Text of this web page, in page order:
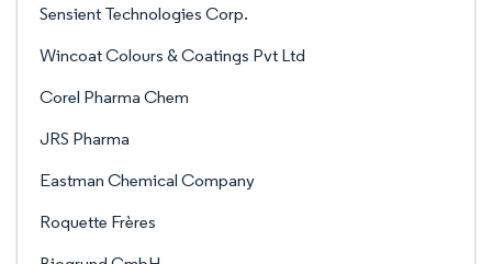
Sensient Technologies Corp.
Wincoat Colours & Coatings Pvt Ltd
Corel Pharma Chem
JRS Pharma
Eastman Chemical Company
Roquette Frères